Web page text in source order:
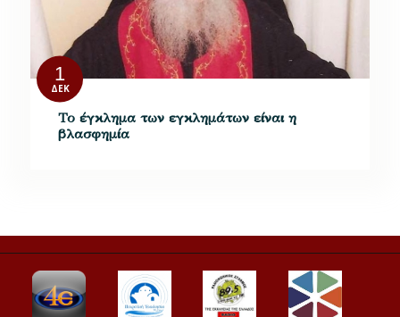
1
ΔΕΚ
Το έγκλημα των εγκλημάτων είναι η
βλασφημία